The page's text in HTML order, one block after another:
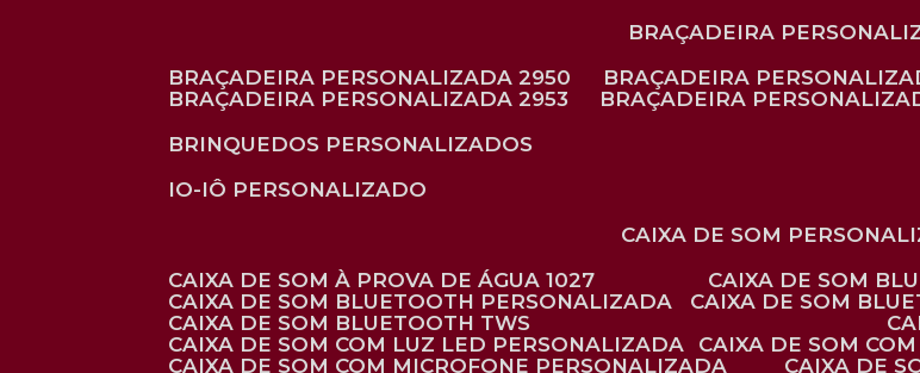
BRAÇADEIRA
BRAÇADEIRA PERSONALIZADA 2950
BRAÇADEIRA
BRAÇADEIRA PERSONALIZADA 2953
BRAÇADEIRA
BRINQUEDOS PERSONALIZADOS
IO-IÔ PERSONALIZADO
CAIXA DE SOM
CAIXA DE SOM À PROVA DE ÁGUA 1027
CAIXA DE SOM
CAIXA DE SOM BLUETOOTH PERSONALIZADA
CAIXA DE SOM
CAIXA DE SOM BLUETOOTH TWS
CAIXA DE SOM COM LUZ LED PERSONALIZADA
CAIXA DE SOM
CAIXA DE SOM COM MICROFONE PERSONALIZADA
CAIXA DE